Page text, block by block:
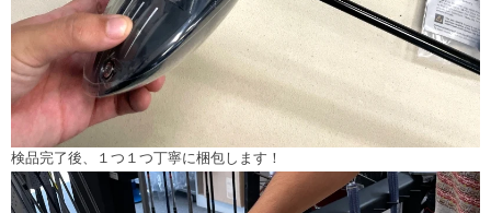
検品完了後、１つ１つ丁寧に梱包します！